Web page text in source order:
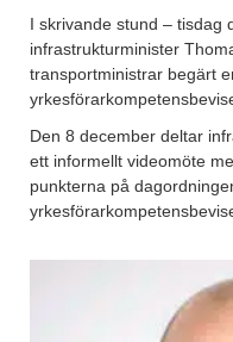
I skrivande stund – tisdag
infrastrukturminister
transportministrar begärt
Den 8 december deltar
ett informellt videomöte
punkterna på